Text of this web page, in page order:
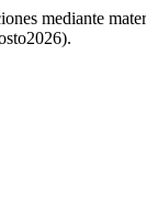
mediante